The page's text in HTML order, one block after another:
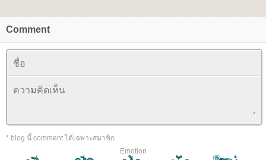
Comment
* blog นี้ comment ได้เฉพาะสมาชิก
Emotion